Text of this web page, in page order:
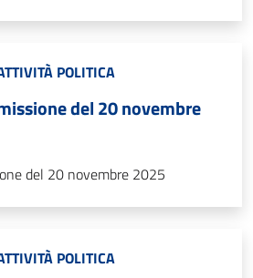
POLITICA
del 20 novembre
del 20 novembre 2025
POLITICA